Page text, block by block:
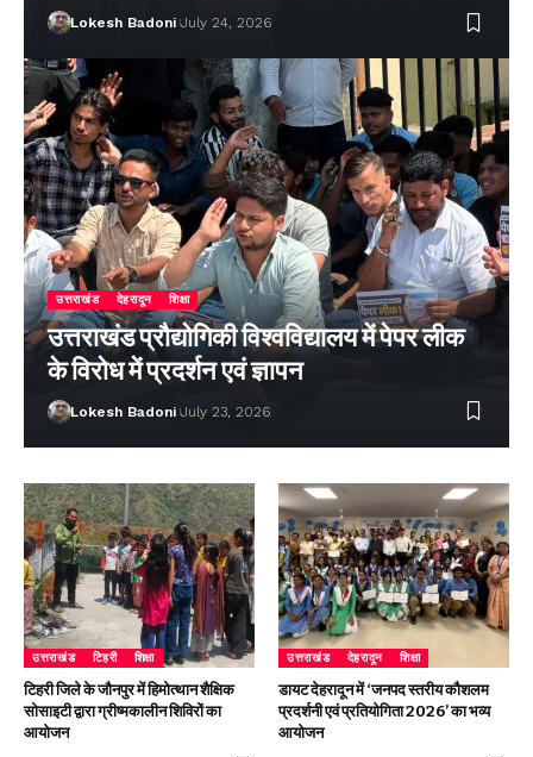
Lokesh Badoni July 24, 2026
उत्तराखंड देहरादून शिक्षा
उत्तराखंड प्रौद्योगिकी विश्वविद्यालय में पेपर लीक
के विरोध में प्रदर्शन एवं ज्ञापन
Lokesh Badoni July 23, 2026
उत्तराखंड टिहरी शिक्षा
टिहरी जिले के जौनपुर में हिमोत्थान शैक्षिक
सोसाइटी द्वारा ग्रीष्मकालीन शिविरों का
आयोजन
उत्तराखंड देहरादून शिक्षा
डायट देहरादून में ‘जनपद स्तरीय कौशलम
प्रदर्शनी एवं प्रतियोगिता 2026’ का भव्य
आयोजन